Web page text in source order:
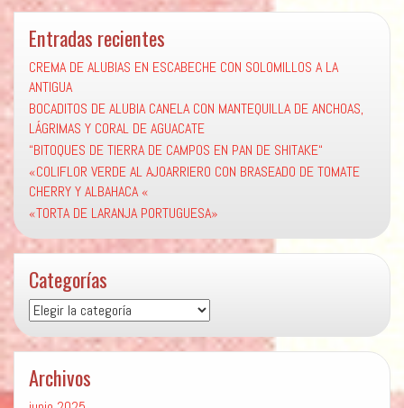
Entradas recientes
CREMA DE ALUBIAS EN ESCABECHE CON SOLOMILLOS A LA
ANTIGUA
BOCADITOS DE ALUBIA CANELA CON MANTEQUILLA DE ANCHOAS,
LÁGRIMAS Y CORAL DE AGUACATE
“BITOQUES DE TIERRA DE CAMPOS EN PAN DE SHITAKE“
«COLIFLOR VERDE AL AJOARRIERO CON BRASEADO DE TOMATE
CHERRY Y ALBAHACA «
«TORTA DE LARANJA PORTUGUESA»
Categorías
Categorías
Archivos